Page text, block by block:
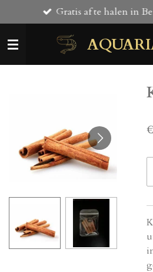
direct
naar
Gratis af te halen in